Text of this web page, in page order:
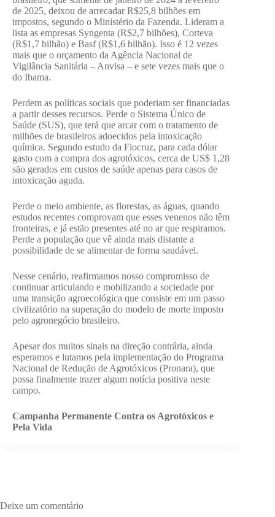
de 2025, deixou de arrecadar R$25,8 bilhões em
impostos, segundo o Ministério da Fazenda. Lideram a
lista as empresas Syngenta (R$2,7 bilhões), Corteva
(R$1,7 bilhão) e Basf (R$1,6 bilhão). Isso é 12 vezes
mais que o orçamento da Agência Nacional de
Vigilância Sanitária – Anvisa – e sete vezes mais que o
do Ibama.
Perdem as políticas sociais que poderiam ser financiadas
a partir desses recursos. Perde o Sistema Único de
Saúde (SUS), que terá que arcar com o tratamento de
milhões de brasileiros adoecidos pela intoxicação
química. Segundo estudo da Fiocruz, para cada dólar
gasto com a compra dos agrotóxicos, cerca de US$ 1,28
são gerados em custos de saúde apenas para casos de
intoxicação aguda.
Perde o meio ambiente, as florestas, as águas, quando
estudos recentes comprovam que esses venenos não têm
fronteiras, e já estão presentes até no ar que respiramos.
Perde a população que vê ainda mais distante a
possibilidade de se alimentar de forma saudável.
Nesse cenário, reafirmamos nosso compromisso de
continuar articulando e mobilizando a sociedade por
uma transição agroecológica que consiste em um passo
civilizatório na superação do modelo de morte imposto
pelo agronegócio brasileiro.
Apesar dos muitos sinais na direção contrária, ainda
esperamos e lutamos pela implementação do Programa
Nacional de Redução de Agrotóxicos (Pronara), que
possa finalmente trazer algum notícia positiva neste
campo.
Campanha Permanente Contra os Agrotóxicos e
Pela Vida
Deixe um comentário